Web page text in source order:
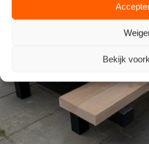
BekijkTUIN